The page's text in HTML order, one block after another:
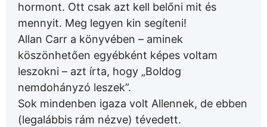
hormont. Ott csak azt kell belőni mit és
mennyit. Meg legyen kin segíteni!
Allan Carr a könyvében – aminek
köszönhetően egyébként képes voltam
leszokni – azt írta, hogy „Boldog
nemdohányzó leszek”.
Sok mindenben igaza volt Allennek, de ebben
(legalábbis rám nézve) tévedett.